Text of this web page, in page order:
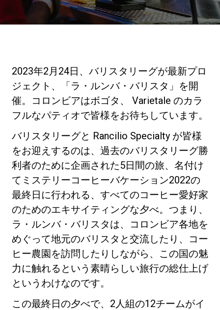
2023年2月24日、バリスタリーグが最新プロ
ジェクト、「ラ・ルンバ・バリスタ」を開
催。コロンビアはボゴタ、 Varietale のカラ
フルなパティオで皆様をお待ちしています。
バリスタリーグと Rancilio Specialty が皆様
をお迎えするのは、過去のバリスタリーグ勝
利者のために企画された5日間の旅、名付け
てミステリーコーヒーバケーション2022の
最終日に行われる、すべてのコーヒー愛好家
のためのエキサイティングな夕べ。つまり、
ラ・ルンバ・バリスタは、コロンビア各地を
めぐって地元のバリスタと交流したり、コー
ヒー農園を訪問したりしながら、この国の魅
力に触れるという素晴らしい旅行の総仕上げ
というわけなのです。
この最終日の夕べで、2人組の12チームがイ
ニュース
研究室紹介
サスティナビリティ
接続
お問い合わせ
プライバシーポリシー